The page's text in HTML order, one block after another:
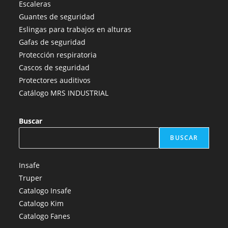
una
nueva
pestaña
una
nueva
pestaña
una
nueva
pestaña
nueva
Escaleras
Guantes de seguridad
Eslingas para trabajos en alturas
Gafas de seguridad
Protección respiratoria
Cascos de seguridad
Protectores auditivos
Catálogo MRS INDUSTRIAL
Buscar
BUSCAR
Insafe
Truper
Catalogo Insafe
Catalogo Kim
Catalogo Fanes